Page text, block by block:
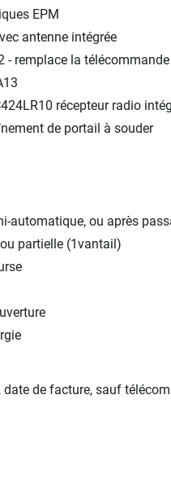
EPM
antenne intégrée
- remplace la télécommande
récepteur radio
de portail à souder
automatique, ou après
partielle (1vantail)
de facture, sauf